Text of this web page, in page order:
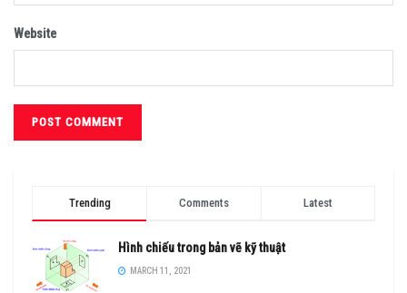
Website
Trending Comments Latest
Hình chiếu trong bản vẽ kỹ thuật
MARCH 11, 2021